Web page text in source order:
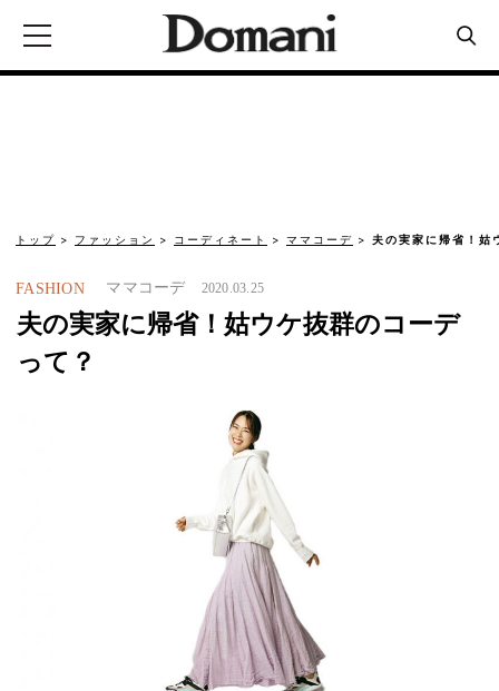
トップ ファッション コーディネート ママコーデ 夫の実家に帰省！姑
FASHION ママコーデ 2020.03.25
夫の実家に帰省！姑ウケ抜群のコーデ
って？